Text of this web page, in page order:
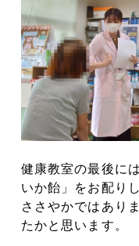
健康教室の最後に
いか飴」をお配り
ささやかではあり
たかと思います。